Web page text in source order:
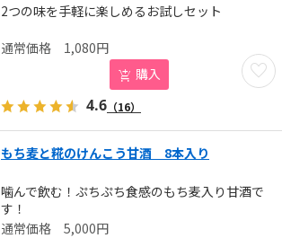
2つの味を手軽に楽しめるお試しセット
お気
1,080円
購入
4.6 （16）
もち麦と糀のけんこう甘酒 8本入り
噛んで飲む！ぷちぷち食感のもち麦入り甘酒で
す！
5,000円